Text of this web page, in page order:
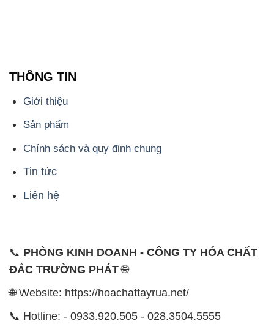
THÔNG TIN
Giới thiệu
Sản phẩm
Chính sách và quy định chung
Tin tức
Liên hệ
📞 PHÒNG KINH DOANH - CÔNG TY HÓA CHẤT
ĐẮC TRƯỜNG PHÁT🌐
🌐 Website: https://hoachattayrua.net/
📞 Hotline: - 0933.920.505 - 028.3504.5555